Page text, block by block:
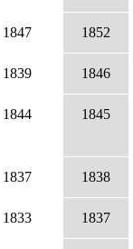
1847 1852
1839 1846
1844 1845
1837 1838
1833 1837